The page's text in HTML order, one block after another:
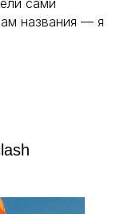
названия — я